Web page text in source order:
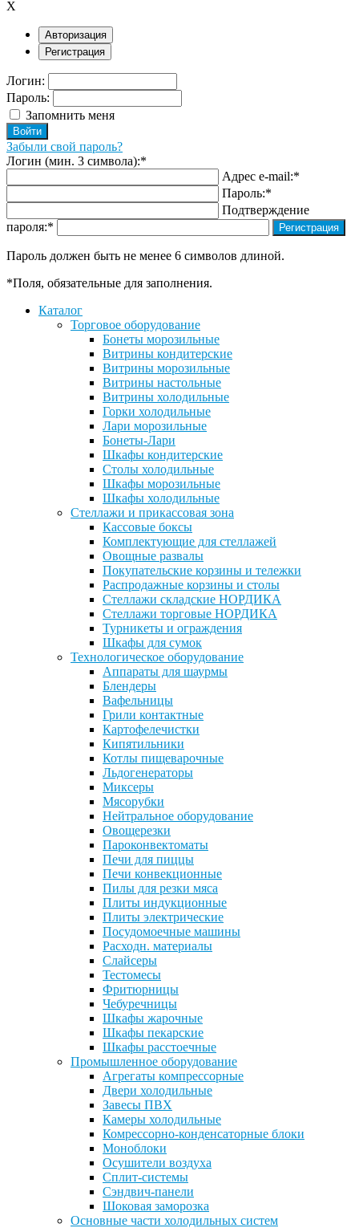
X
Авторизация
Регистрация
Логин:
Пароль:
Запомнить меня
Забыли свой пароль?
Логин (мин. 3 символа):*
Адрес e-mail:*
Пароль:*
Подтверждение
пароля:*
Пароль должен быть не менее 6 символов длиной.
*Поля, обязательные для заполнения.
Каталог
Торговое оборудование
Бонеты морозильные
Витрины кондитерские
Витрины морозильные
Витрины настольные
Витрины холодильные
Горки холодильные
Лари морозильные
Бонеты-Лари
Шкафы кондитерские
Столы холодильные
Шкафы морозильные
Шкафы холодильные
Стеллажи и прикассовая зона
Кассовые боксы
Комплектующие для стеллажей
Овощные развалы
Покупательские корзины и тележки
Распродажные корзины и столы
Стеллажи складские НОРДИКА
Стеллажи торговые НОРДИКА
Турникеты и ограждения
Шкафы для сумок
Технологическое оборудование
Аппараты для шаурмы
Блендеры
Вафельницы
Грили контактные
Картофелечистки
Кипятильники
Котлы пищеварочные
Льдогенераторы
Миксеры
Мясорубки
Нейтральное оборудование
Овощерезки
Пароконвектоматы
Печи для пиццы
Печи конвекционные
Пилы для резки мяса
Плиты индукционные
Плиты электрические
Посудомоечные машины
Расходн. материалы
Слайсеры
Тестомесы
Фритюрницы
Чебуречницы
Шкафы жарочные
Шкафы пекарские
Шкафы расстоечные
Промышленное оборудование
Агрегаты компрессорные
Двери холодильные
Завесы ПВХ
Камеры холодильные
Комрессорно-конденсаторные блоки
Моноблоки
Осушители воздуха
Сплит-системы
Сэндвич-панели
Шоковая заморозка
Основные части холодильных систем